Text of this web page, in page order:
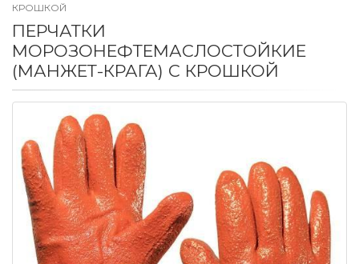
КРОШКОЙ
ПЕРЧАТКИ
МОРОЗОНЕФТЕМАСЛОСТОЙКИЕ
(МАНЖЕТ-КРАГА) С КРОШКОЙ